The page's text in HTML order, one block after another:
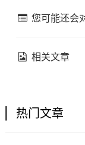
您可能还会
相关文章
热门文章